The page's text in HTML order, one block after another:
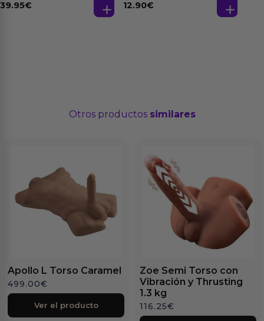
39.95€ 12.90€
Otros productos similares
Apollo L Torso Caramel
499.00€
Ver el producto
Zoe Semi Torso con
Vibración y Thrusting
1.3 kg
116.25€